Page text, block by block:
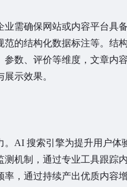
业需确保网站或内容平台具
的结构化数据标注等。结
数、评价等维度，文章内
示效果。
。AI 搜索引擎为提升用户体
机制，通过专业工具跟踪
，通过持续产出优质内容